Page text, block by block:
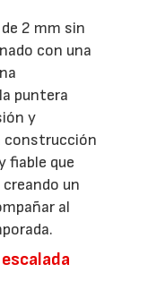
2 mm sin
con una
puntera
y
construcción
fiable que
un
al